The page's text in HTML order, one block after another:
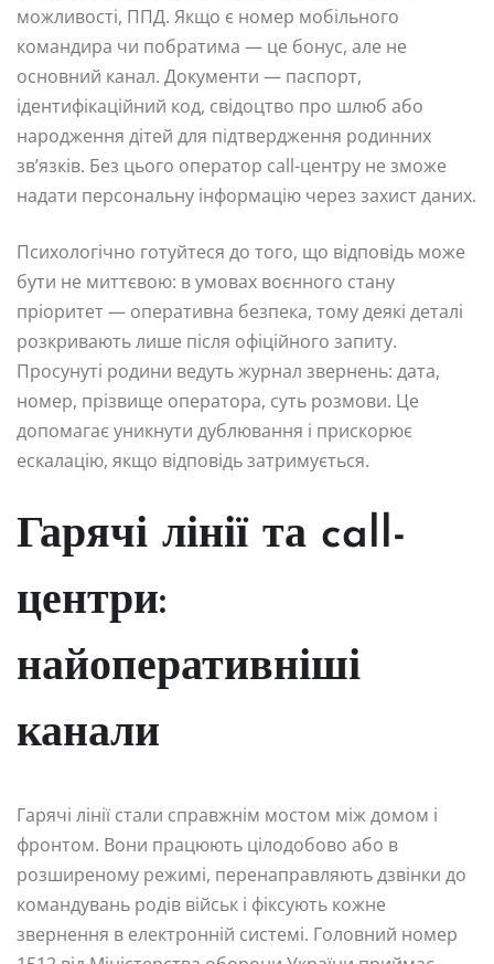
можливості, ППД. Якщо є номер мобільного
командира чи побратима — це бонус, але не
основний канал. Документи — паспорт,
ідентифікаційний код, свідоцтво про шлюб або
народження дітей для підтвердження родинних
зв’язків. Без цього оператор call-центру не зможе
надати персональну інформацію через захист даних.
Психологічно готуйтеся до того, що відповідь може
бути не миттєвою: в умовах воєнного стану
пріоритет — оперативна безпека, тому деякі деталі
розкривають лише після офіційного запиту.
Просунуті родини ведуть журнал звернень: дата,
номер, прізвище оператора, суть розмови. Це
допомагає уникнути дублювання і прискорює
ескалацію, якщо відповідь затримується.
Гарячі лінії та call-
центри:
найоперативніші
канали
Гарячі лінії стали справжнім мостом між домом і
фронтом. Вони працюють цілодобово або в
розширеному режимі, перенаправляють дзвінки до
командувань родів військ і фіксують кожне
звернення в електронній системі. Головний номер